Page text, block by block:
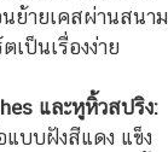
ย้ายเคสผ่านสนาม
ป็นเรื่องง่าย
และหูหิ้วสปริง:
บบฝังสีแดง แข็ง